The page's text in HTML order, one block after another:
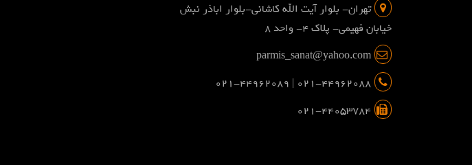
تهران- بلوار آیت الله کاشانی-بلوار اباذر نبش
خیابان فهیمی- پلاک 4- واحد 8
parmis_sanat@yahoo.com
021-44962088 | 021-44962089
021-44053784